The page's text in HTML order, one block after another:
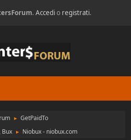
. Accedio registrati.
► GetPaidTo
Bux ► Niobux - niobux.com